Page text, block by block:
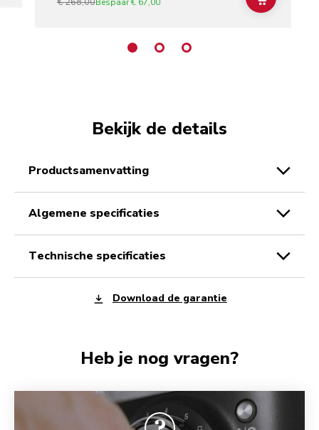
Bespaar€ 67,00
Bekijk de details
productsamenvatting
algemene specificaties
technische specificaties
Download de garantie
Heb je nog vragen?